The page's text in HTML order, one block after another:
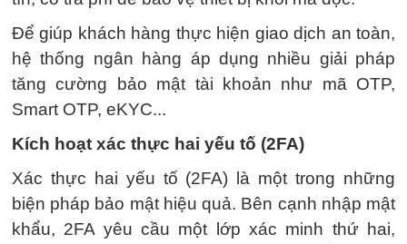
Để giúp khách hàng thực hiện giao dịch an toàn,
hệ thống ngân hàng áp dụng nhiều giải pháp
tăng cường bảo mật tài khoản như mã OTP,
Smart OTP, eKYC...
Kích hoạt xác thực hai yếu tố (2FA)
Xác thực hai yếu tố (2FA) là một trong những
biện pháp bảo mật hiệu quả. Bên cạnh nhập mật
khẩu, 2FA yêu cầu một lớp xác minh thứ hai,